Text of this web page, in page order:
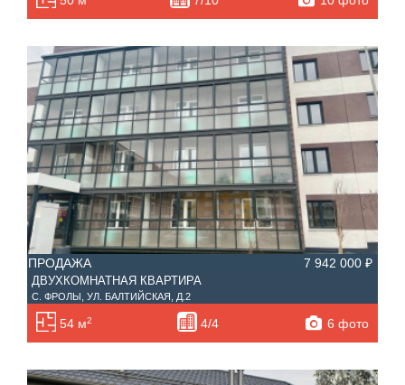
ПРОДАЖА 7 942 000 ₽
ДВУХКОМНАТНАЯ КВАРТИРА
С. ФРОЛЫ, УЛ. БАЛТИЙСКАЯ, Д.2
54 м2 4/4 6 фото